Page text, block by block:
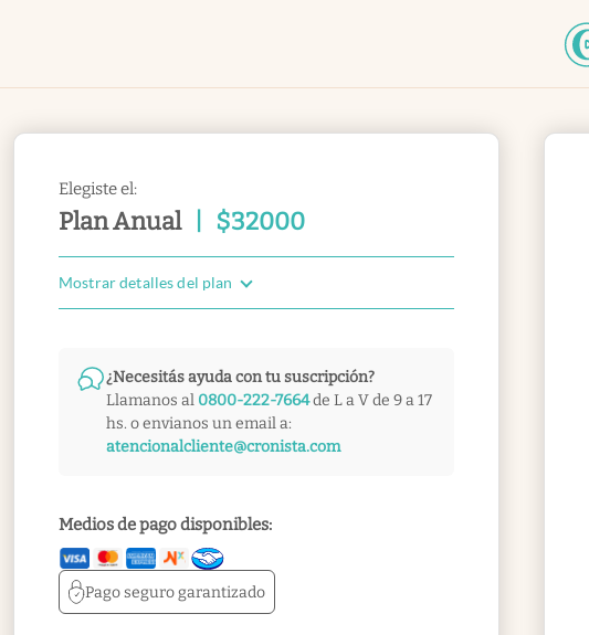
Elegiste el:
Plan Anual $32000
Mostrar detalles del plan
¿Necesitás ayuda con tu suscripción?
Llamanos al 0800-222-7664de L a V de 9 a 17
hs. o envianos un email a:
atencionalcliente@cronista.com
Medios de pago disponibles:
Pago segurogarantizado